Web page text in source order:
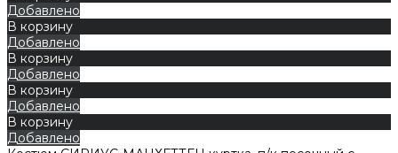
Добавлено
В корзину
Добавлено
В корзину
Добавлено
В корзину
Добавлено
В корзину
Добавлено